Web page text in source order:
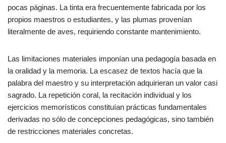
pocas páginas. La tinta era frecuentemente fabricada por los
propios maestros o estudiantes, y las plumas provenían
literalmente de aves, requiriendo constante mantenimiento.
Las limitaciones materiales imponían una pedagogía basada en
la oralidad y la memoria. La escasez de textos hacía que la
palabra del maestro y su interpretación adquirieran un valor casi
sagrado. La repetición coral, la recitación individual y los
ejercicios memorísticos constituían prácticas fundamentales
derivadas no sólo de concepciones pedagógicas, sino también
de restricciones materiales concretas.